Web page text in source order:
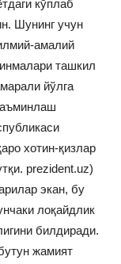
кўплаб
Шунинг учун
амалий
ташкил
йўлга
хотин-қизлар
prezident.uz)
экан, бу
лоқайдлик
билдиради.
жамият